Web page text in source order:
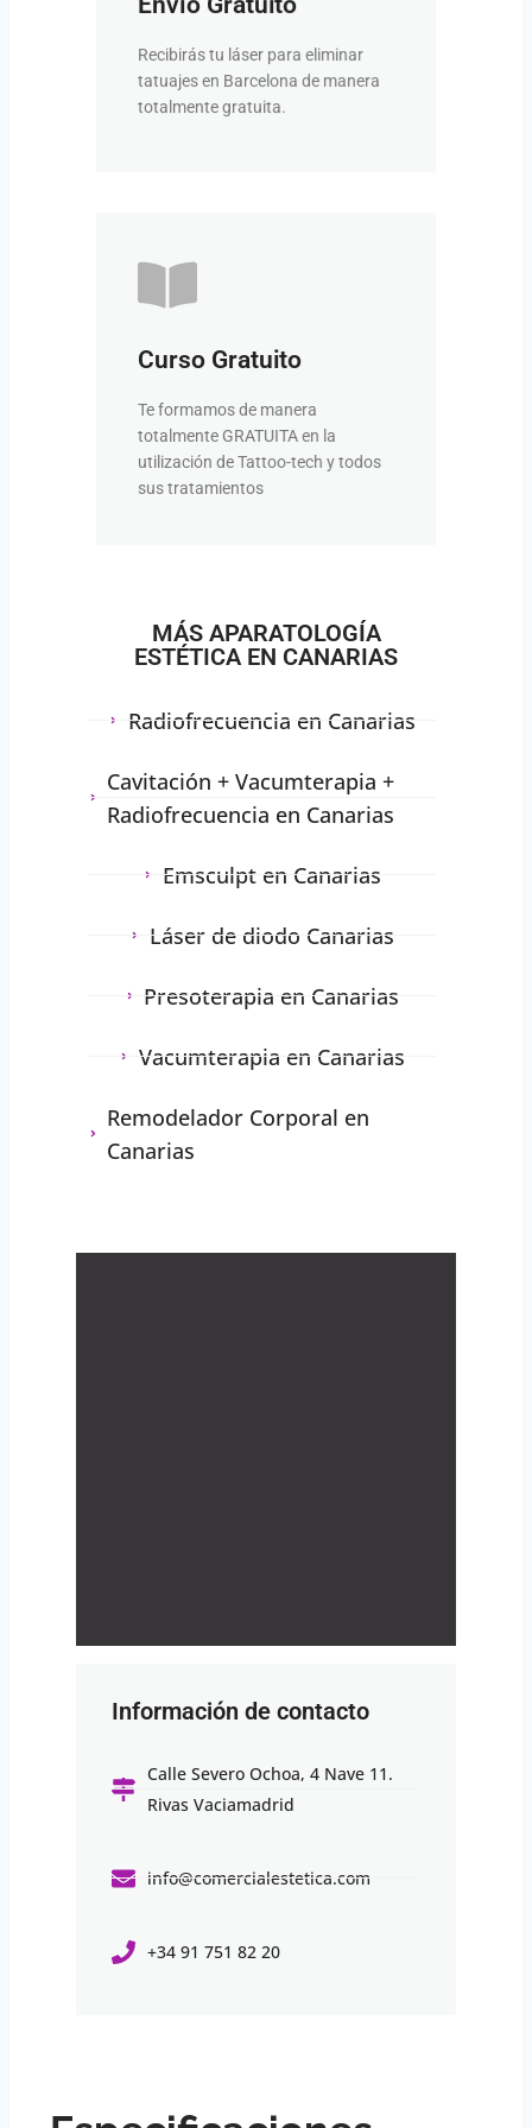
MÁS APARATOLOGÍA
ESTÉTICA EN CANARIAS
Radiofrecuencia en Canarias
Cavitación + Vacumterapia +
Radiofrecuencia en Canarias
Emsculpt en Canarias
Láser de diodo Canarias
Presoterapia en Canarias
Vacumterapia en Canarias
Remodelador Corporal en
Canarias
Información de contacto
Calle Severo Ochoa, 4 Nave 11.
Rivas Vaciamadrid
info@comercialestetica.com
+34 91 751 82 20
Recibirás tu láser para eliminar
tatuajes en Barcelona de manera
totalmente gratuita.
Tu pedido en 24-48
horas
tras realizar el envío. Queremos
Curso Gratuito
Te formamos de manera
totalmente GRATUITA en la
utilización de Tattoo-tech y todos
sus tratamientos
Formación bonificada
Si además quieres formarte en
tenemos formaciones bonificadas